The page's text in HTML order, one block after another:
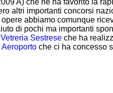
A) che ne ha favorito la
altri importanti concorsi
abbiamo comunque
di pochi ma importanti
Vetreria Sestreseche ha
che ci ha concesso